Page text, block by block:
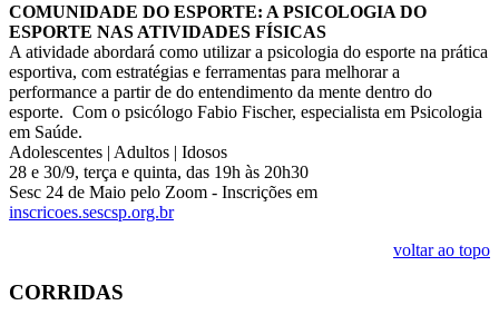
COMUNIDADE DO ESPORTE: A PSICOLOGIA DO
ESPORTE NAS ATIVIDADES FÍSICAS
A atividade abordará como utilizar a psicologia do esporte na prática
esportiva, com estratégias e ferramentas para melhorar a
performance a partir de do entendimento da mente dentro do
esporte. Com o psicólogo Fabio Fischer, especialista em Psicologia
em Saúde.
Adolescentes | Adultos | Idosos
28 e 30/9, terça e quinta, das 19h às 20h30
Sesc 24 de Maio pelo Zoom - Inscrições em
inscricoes.sescsp.org.br
voltar ao topo
CORRIDAS